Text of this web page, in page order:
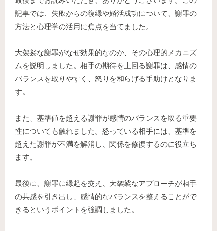
記事では、失敗からの復縁や婚活成功について、謝罪の
方法と心理学の活用に焦点を当てました。
大袈裟な謝罪がなぜ効果的なのか、その心理的メカニズ
ムを説明しました。相手の期待を上回る謝罪は、感情の
バランスを取りやすく、怒りを和らげる手助けとなりま
す。
また、基準値を超える謝罪が感情のバランスを取る重要
性についても触れました。怒っている相手には、基準を
超えた謝罪が不満を解消し、関係を修復するのに役立ち
ます。
最後に、謝罪に縁起を交え、大袈裟なアプローチが相手
の共感を引き出し、感情的なバランスを整えることがで
きるというポイントを強調しました。